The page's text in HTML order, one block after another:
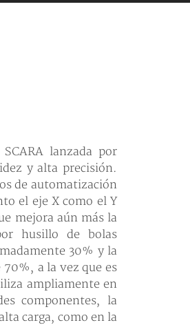
lanzada por
y alta precisión.
de automatización
el eje X como el Y
mejora aún más la
husillo de bolas
30% y la
a la vez que es
ampliamente en
componentes, la
carga, como en la